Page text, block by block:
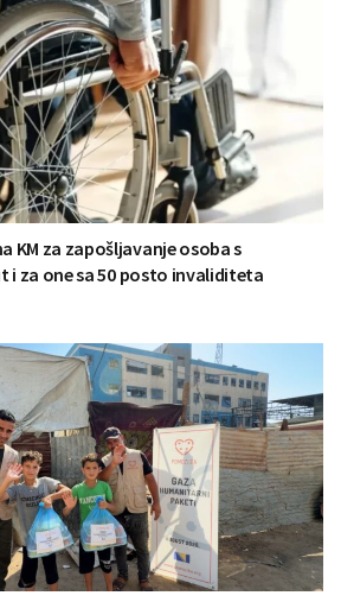
KM za zapošljavanje osoba s
za one sa 50 posto invaliditeta